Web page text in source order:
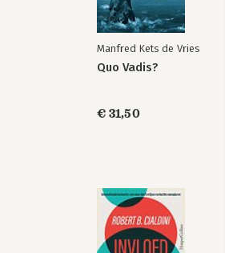
Manfred Kets de Vries
Quo Vadis?
€ 31,50